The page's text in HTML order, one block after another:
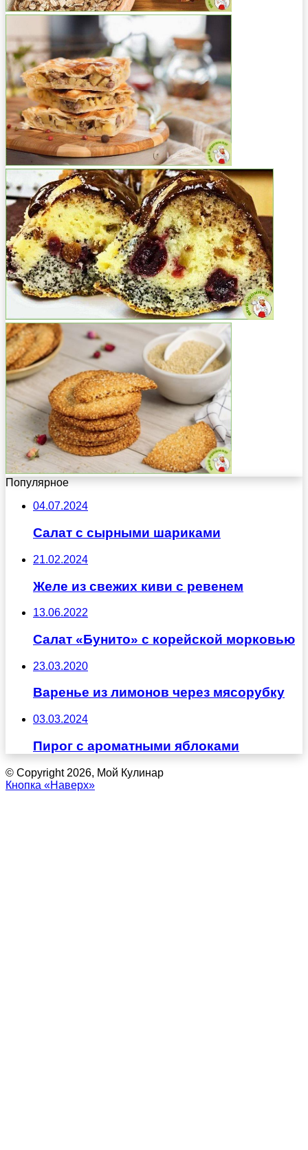
Популярное
04.07.2024
Салат с сырными шариками
21.02.2024
Желе из свежих киви с ревенем
13.06.2022
Салат «Бунито» с корейской морковью
23.03.2020
Варенье из лимонов через мясорубку
03.03.2024
Пирог с ароматными яблоками
© Copyright 2026, Мой Кулинар
Кнопка «Наверх»